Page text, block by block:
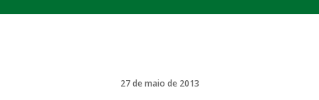
27 de maio de 2013